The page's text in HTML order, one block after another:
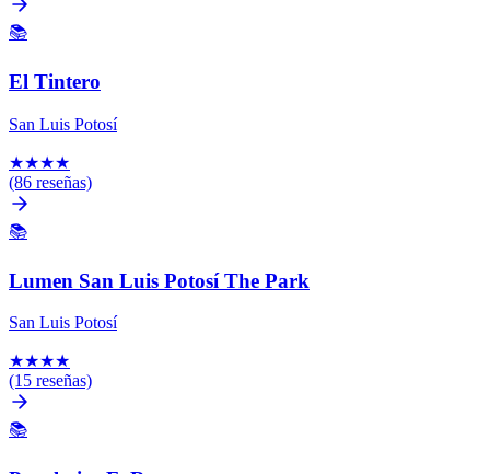
📚
El Tintero
San Luis Potosí
★★★★
(86 reseñas)
📚
Lumen San Luis Potosí The Park
San Luis Potosí
★★★★
(15 reseñas)
📚